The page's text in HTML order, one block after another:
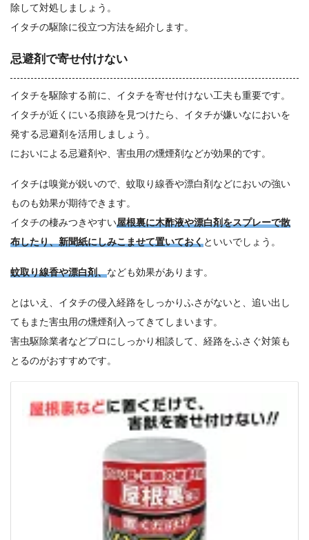
除して対処しましょう。
イタチの駆除に役立つ方法を紹介します。
忌避剤で寄せ付けない
イタチを駆除する前に、イタチを寄せ付けない工夫も重要です。
イタチが近くにいる痕跡を見つけたら、イタチが嫌いなにおいを
発する忌避剤を活用しましょう。
においによる忌避剤や、害虫用の燻煙剤などが効果的です。
イタチは嗅覚が鋭いので、蚊取り線香や漂白剤などにおいの強い
ものも効果が期待できます。
イタチの棲みつきやすい屋根裏に木酢液や漂白剤をスプレーで散
布したり、新聞紙にしみこませて置いておくといいでしょう。
蚊取り線香や漂白剤、なども効果があります。
とはいえ、イタチの侵入経路をしっかりふさがないと、追い出し
てもまた害虫用の燻煙剤入ってきてしまいます。
害虫駆除業者などプロにしっかり相談して、経路をふさぐ対策も
とるのがおすすめです。